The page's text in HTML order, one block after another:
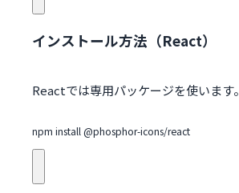
インストール方法（React）
Reactでは専用パッケージを使います。
npm install @phosphor-icons/react